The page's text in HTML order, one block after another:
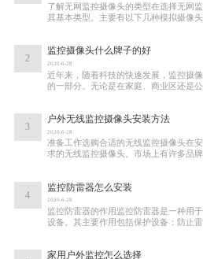
了解无网监控摄像头的类型在选择无网
其基本类型。主要有以下几种模拟摄像
2
监控摄像头什么牌子的好
2020-6-28
近年来，随着科技的快速发展，监控摄
的一部分。无论是在家庭、商业区还是
3
户外无线监控摄像头安装方法
2020-6-28
准备工作选购合适的无线监控摄像头在
求的无线监控摄像头。市场上有许多品
4
监控防雷器怎么安装
2020-6-28
监控防雷器的作用监控防雷器是一种用
设备。其主要作用包括保护设备：防止
家用户外监控怎么选择